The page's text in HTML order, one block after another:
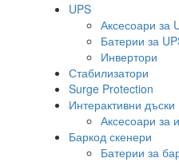
UPS
Аксесоари за
Батерии за
Инвертори
Стабилизатори
Surge Protection
Интерактивни дъски
Аксесоари за
Баркод скенери
Батерии за